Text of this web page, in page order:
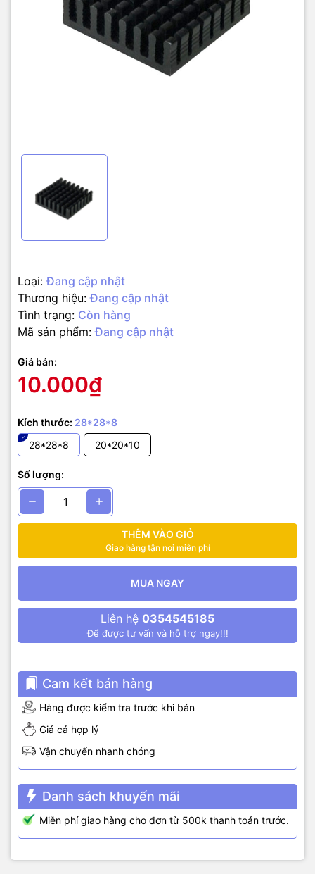
Loại: Đang cập nhật
Thương hiệu: Đang cập nhật
Tình trạng: Còn hàng
Mã sản phẩm: Đang cập nhật
Giá bán:
10.000₫
Kích thước: 28*28*8
28*28*8
20*20*10
Số lượng:
THÊM VÀO GIỎ
Giao hàng tận nơi miễn phí
MUA NGAY
Liên hệ 0354545185
Để được tư vấn và hỗ trợ ngay!!!
Cam kết bán hàng
Hàng được kiểm tra trước khi bán
Giá cả hợp lý
Vận chuyển nhanh chóng
Danh sách khuyến mãi
Miễn phí giao hàng cho đơn từ 500k thanh toán trước.